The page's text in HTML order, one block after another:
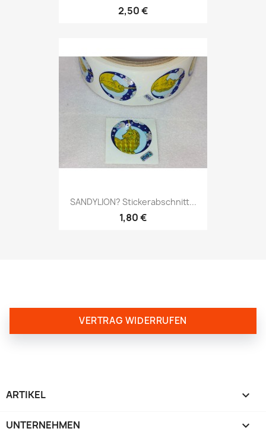
2,50 €
SANDYLION? Stickerabschnitt...
1,80 €
VERTRAG WIDERRUFEN
ARTIKEL 
UNTERNEHMEN 